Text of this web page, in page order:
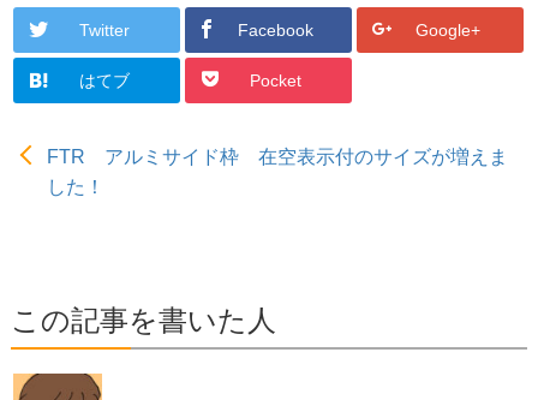
Twitter Facebook Google+
はてブ Pocket
FTR アルミサイド枠 在空表示付のサイズが増えま
した！
この記事を書いた人